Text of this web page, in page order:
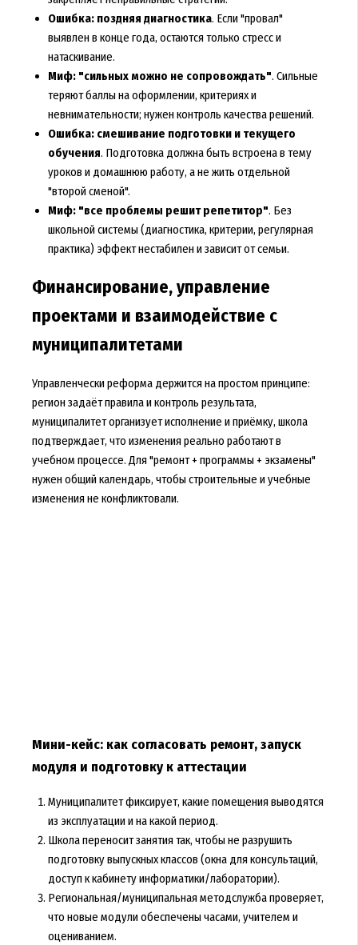
Ошибка: поздняя диагностика. Если "провал"
выявлен в конце года, остаются только стресс и
натаскивание.
Миф: "сильных можно не сопровождать". Сильные
теряют баллы на оформлении, критериях и
невнимательности; нужен контроль качества решений.
Ошибка: смешивание подготовки и текущего
обучения. Подготовка должна быть встроена в тему
уроков и домашнюю работу, а не жить отдельной
"второй сменой".
Миф: "все проблемы решит репетитор". Без
школьной системы (диагностика, критерии, регулярная
практика) эффект нестабилен и зависит от семьи.
Финансирование, управление
проектами и взаимодействие с
муниципалитетами
Управленчески реформа держится на простом принципе:
регион задаёт правила и контроль результата,
муниципалитет организует исполнение и приёмку, школа
подтверждает, что изменения реально работают в
учебном процессе. Для "ремонт + программы + экзамены"
нужен общий календарь, чтобы строительные и учебные
изменения не конфликтовали.
Мини-кейс: как согласовать ремонт, запуск
модуля и подготовку к аттестации
Муниципалитет фиксирует, какие помещения выводятся
из эксплуатации и на какой период.
Школа переносит занятия так, чтобы не разрушить
подготовку выпускных классов (окна для консультаций,
доступ к кабинету информатики/лаборатории).
Региональная/муниципальная методслужба проверяет,
что новые модули обеспечены часами, учителем и
оцениванием.